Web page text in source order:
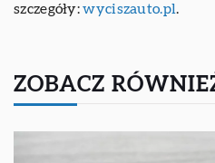
szczegóły:wyciszauto.pl.
ZOBACZ